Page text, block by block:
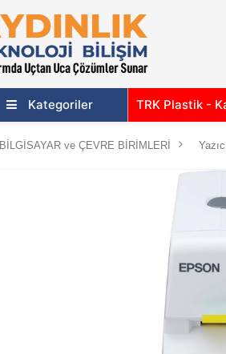
Kategoriler TRK Plastik -
BİLGİSAYAR ve ÇEVRE BİRİMLERİ